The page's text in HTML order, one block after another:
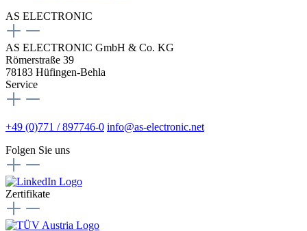
AS ELECTRONIC
AS ELECTRONIC GmbH & Co. KG
Römerstraße 39
78183 Hüfingen-Behla
Service
+49 (0)771 / 897746-0 info@as-electronic.net
Folgen Sie uns
Zertifikate